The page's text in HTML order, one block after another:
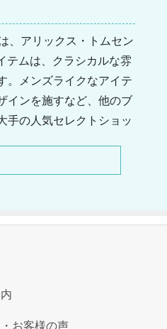
、アリックス・トムセン
テムは、クラシカルな雰
。メンズライクなアイテ
インを施すなど、他のブ
手の人気セレクトショッ
ッションを手がけてい
お客様の声